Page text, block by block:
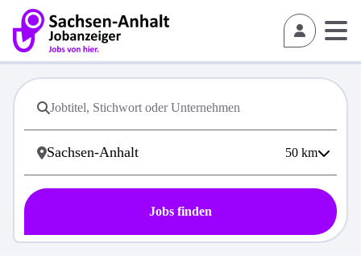
50 km
Jobs finden